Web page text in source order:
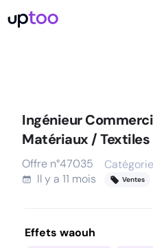
Ingénieur
Matériaux / Textiles
Offre n°47035
Il y a 11 mois
Catégorie
Ventes
Effets waouh